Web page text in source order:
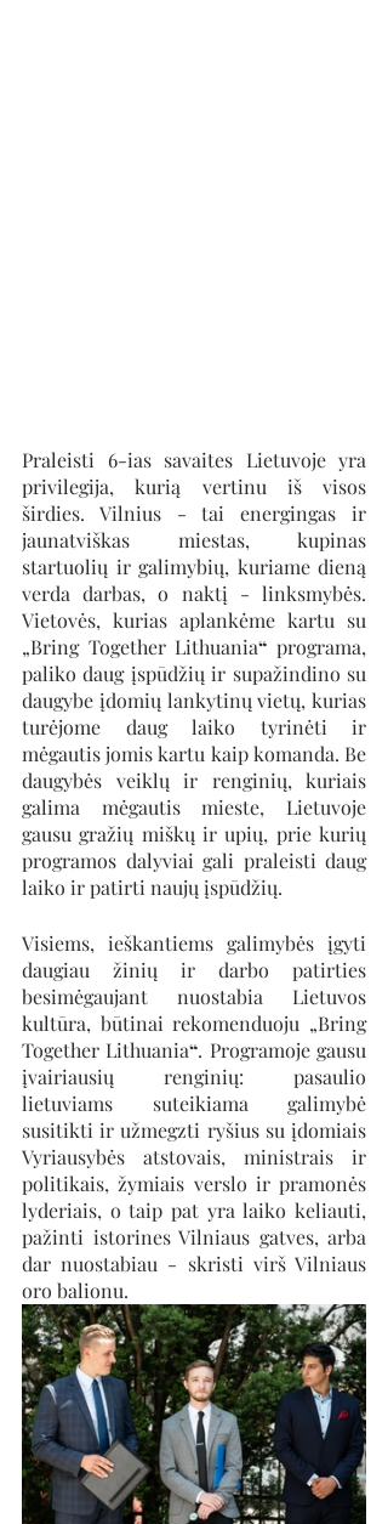
Praleisti 6-ias savaites Lietuvoje yra
privilegija, kurią vertinu iš visos
širdies. Vilnius - tai energingas ir
jaunatviškas miestas, kupinas
startuolių ir galimybių, kuriame dieną
verda darbas, o naktį - linksmybės.
Vietovės, kurias aplankėme kartu su
„Bring Together Lithuania“ programa,
paliko daug įspūdžių ir supažindino su
daugybe įdomių lankytinų vietų, kurias
turėjome daug laiko tyrinėti ir
mėgautis jomis kartu kaip komanda. Be
daugybės veiklų ir renginių, kuriais
galima mėgautis mieste, Lietuvoje
gausu gražių miškų ir upių, prie kurių
programos dalyviai gali praleisti daug
laiko ir patirti naujų įspūdžių.
Visiems, ieškantiems galimybės įgyti
daugiau žinių ir darbo patirties
besimėgaujant nuostabia Lietuvos
kultūra, būtinai rekomenduoju „Bring
Together Lithuania“. Programoje gausu
įvairiausių renginių: pasaulio
lietuviams suteikiama galimybė
susitikti ir užmegzti ryšius su įdomiais
Vyriausybės atstovais, ministrais ir
politikais, žymiais verslo ir pramonės
lyderiais, o taip pat yra laiko keliauti,
pažinti istorines Vilniaus gatves, arba
dar nuostabiau - skristi virš Vilniaus
oro balionu.